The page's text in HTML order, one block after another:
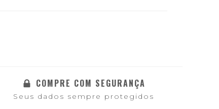
COMPRE COM SEGURANÇA
Seus dados sempre protegidos